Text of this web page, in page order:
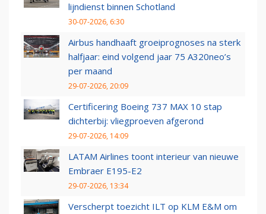
lijndienst binnen Schotland
30-07-2026, 6:30
Airbus handhaaft groeiprognoses na sterk
halfjaar: eind volgend jaar 75 A320neo’s
per maand
29-07-2026, 20:09
Certificering Boeing 737 MAX 10 stap
dichterbij: vliegproeven afgerond
29-07-2026, 14:09
LATAM Airlines toont interieur van nieuwe
Embraer E195-E2
29-07-2026, 13:34
Verscherpt toezicht ILT op KLM E&M om